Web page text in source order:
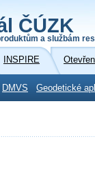
ČÚZK
a službám
INSPIRE
DMVS Geodetické